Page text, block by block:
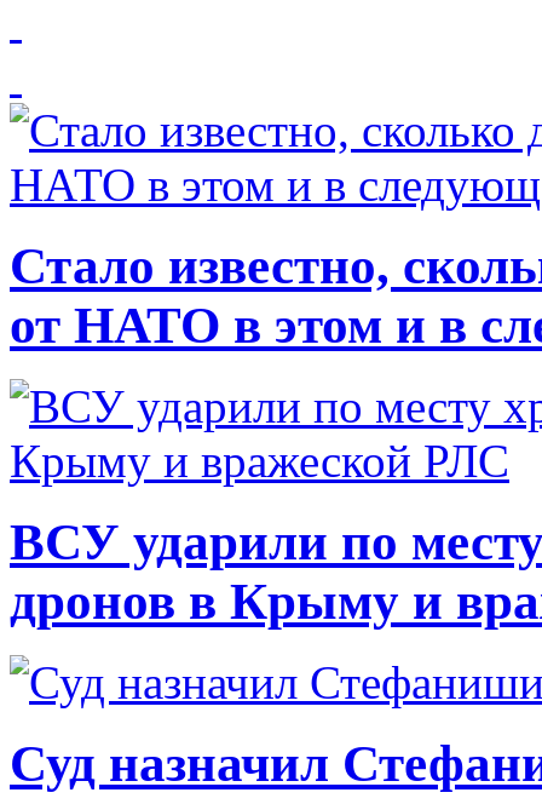
Стало известно,
от НАТО в этом и в
ВСУ ударили по
дронов в Крыму и
Суд назначил